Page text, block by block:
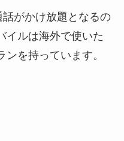
がかけ放題となるの
イルは海外で使いた
を持っています。